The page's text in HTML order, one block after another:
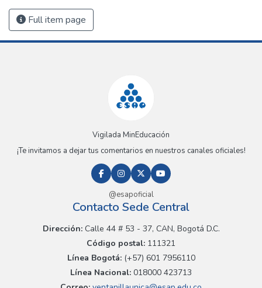
Full item page
Vigilada MinEducación
¡Te invitamos a dejar tus comentarios en nuestros canales oficiales!
@esapoficial
Contacto Sede Central
Dirección:Calle 44 # 53 - 37, CAN, Bogotá D.C.
Código postal: 111321
Línea Bogotá:(+57) 601 7956110
Línea Nacional: 018000 423713